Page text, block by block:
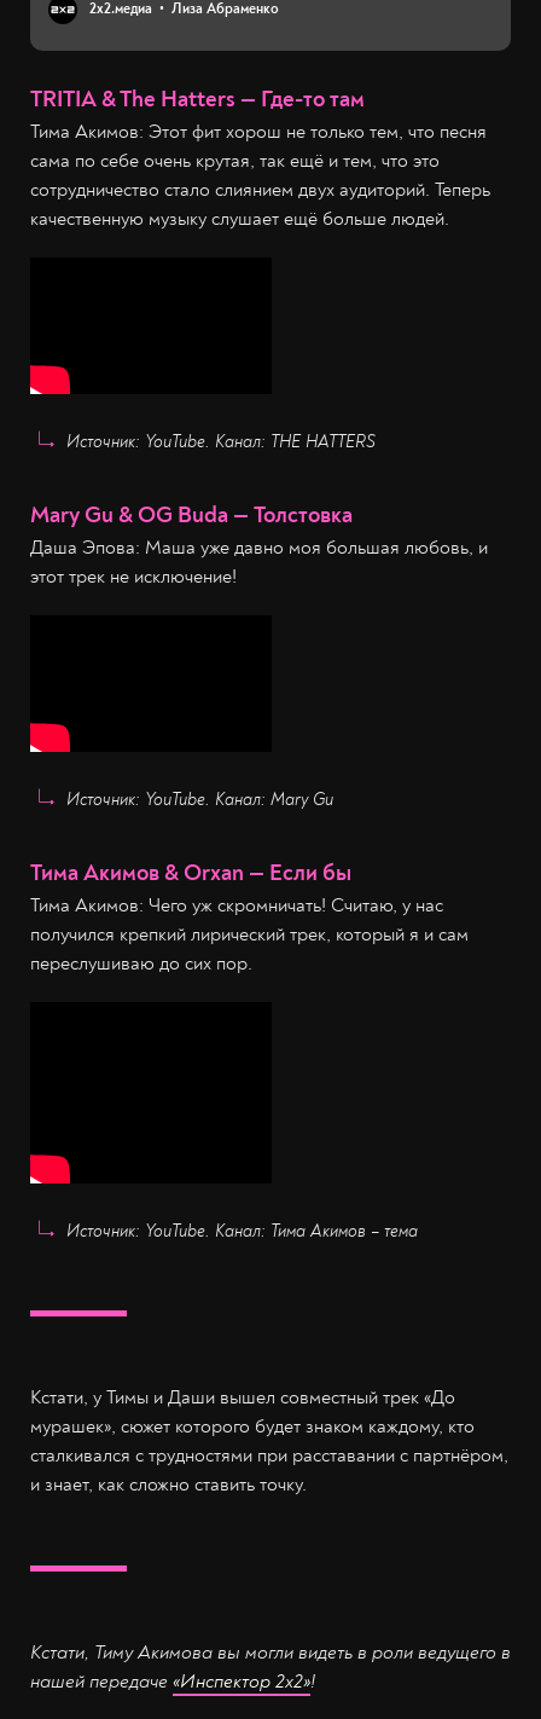
2х2.медиа Лиза Абраменко
TRITIA & The Hatters — Где-то там
Тима Акимов: Этот фит хорош не только тем, что песня
сама по себе очень крутая, так ещё и тем, что это
сотрудничество стало слиянием двух аудиторий. Теперь
качественную музыку слушает ещё больше людей.
Источник: YouTube. Канал: THE HATTERS
Mary Gu & OG Buda — Толстовка
Даша Эпова: Маша уже давно моя большая любовь, и
этот трек не исключение!
Источник: YouTube. Канал: Mary Gu
Тима Акимов & Orxan — Если бы
Тима Акимов: Чего уж скромничать! Считаю, у нас
получился крепкий лирический трек, который я и сам
переслушиваю до сих пор.
Источник: YouTube. Канал: Тима Акимов – тема
Кстати, у Тимы и Даши вышел совместный трек «До
мурашек», сюжет которого будет знаком каждому, кто
сталкивался с трудностями при расставании с партнёром,
и знает, как сложно ставить точку.
Кстати, Тиму Акимова вы могли видеть в роли ведущего в
нашей передаче «Инспектор 2х2»!